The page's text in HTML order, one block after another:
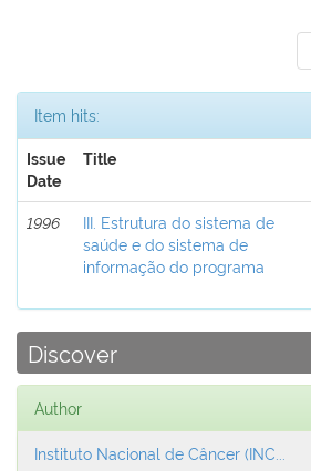
Item hits:
Issue
Date
Title
1996
III. Estrutura do sistema de
saúde e do sistema de
informação do programa
Discover
Author
Instituto Nacional de Câncer (INC...